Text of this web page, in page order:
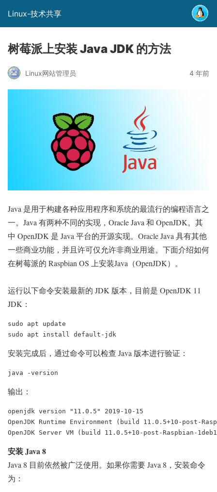
Linux-技术共享
树莓派上安装 Java JDK 的方法
Linux网站管理员 4 年前
Java 是用于构建各种应用程序和系统的最流行的编程语言之
一。Java 有两种不同的实现，Oracle Java 和 OpenJDK。其
中 OpenJDK 是 Java 平台的开源实现。Oracle Java 具有其他
一些商业功能，并且许可仅允许非商业用途。下面介绍如何
在树莓派的 Raspbian OS 上安装Java（OpenJDK）。
运行以下命令安装最新的 JDK 版本，目前是 OpenJDK 11
JDK：
sudo apt update
安装完成后，通过命令可以检查 Java 版本进行验证：
输出：
openjdk version "11.0.5" 2019-10-15
OpenJDK Runtime Environment (build 11.0.5+10-post-
安装 Java 8
Java 8 目前依然被广泛使用。如果你需要 Java 8，安装命令
为：